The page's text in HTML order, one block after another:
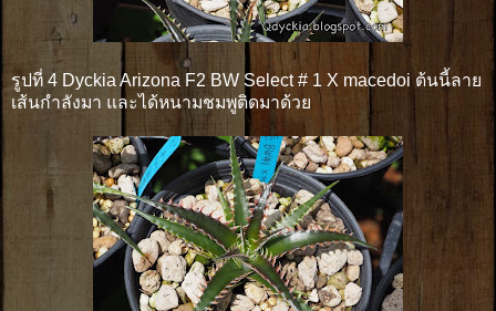
รูปที่ 4 Dyckia Arizona F2 BW Select # 1 X macedoi ต้นนี้ลาย
เส้นกำลังมา และได้หนามชมพูติดมาด้วย